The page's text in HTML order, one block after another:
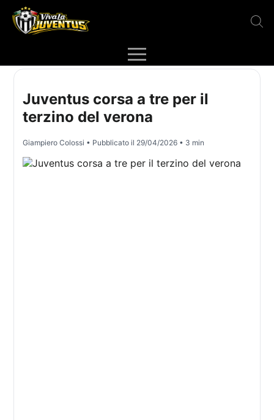
Juventus corsa a tre per il
terzino del verona
Giampiero Colossi • Pubblicato il 29/04/2026 • 3 min